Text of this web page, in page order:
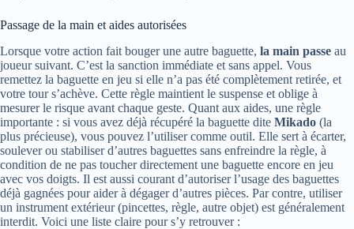
Passage de la main et aides autorisées
Lorsque votre action fait bouger une autre baguette, la main passe au
joueur suivant. C’est la sanction immédiate et sans appel. Vous
remettez la baguette en jeu si elle n’a pas été complètement retirée, et
votre tour s’achève. Cette règle maintient le suspense et oblige à
mesurer le risque avant chaque geste. Quant aux aides, une règle
importante : si vous avez déjà récupéré la baguette dite Mikado (la
plus précieuse), vous pouvez l’utiliser comme outil. Elle sert à écarter,
soulever ou stabiliser d’autres baguettes sans enfreindre la règle, à
condition de ne pas toucher directement une baguette encore en jeu
avec vos doigts. Il est aussi courant d’autoriser l’usage des baguettes
déjà gagnées pour aider à dégager d’autres pièces. Par contre, utiliser
un instrument extérieur (pincettes, règle, autre objet) est généralement
interdit. Voici une liste claire pour s’y retrouver :